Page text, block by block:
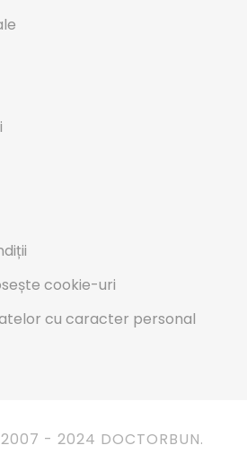
cookie-uri
cu caracter personal
- 2024 DOCTORBUN.